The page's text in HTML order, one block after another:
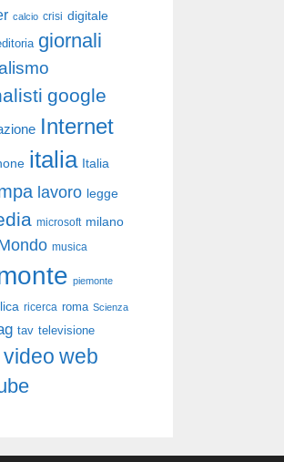
calcio crisi digitale
giornali
google
Internet
italia Italia
lavoro legge
microsoft milano
musica
piemonte
ricerca roma Scienza
tav televisione
video web